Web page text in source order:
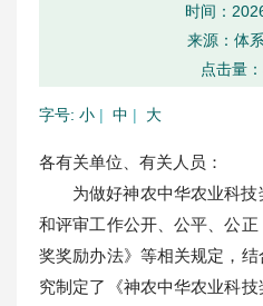
时间：
来源：体
点击量：
字号: 小 | 中 | 大
各有关单位、有关人员：
为做好神农中华农业科
和评审工作公开、公平、公
奖奖励办法》等相关规定，
究制定了《神农中华农业科